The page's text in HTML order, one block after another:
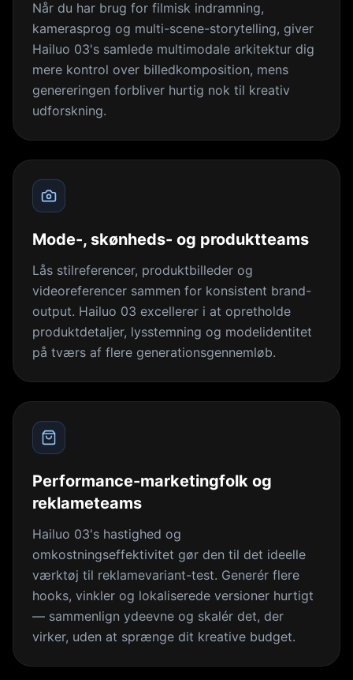
Når du har brug for filmisk indramning,
kamerasprog og multi-scene-storytelling, giver
Hailuo 03's samlede multimodale arkitektur dig
mere kontrol over billedkomposition, mens
genereringen forbliver hurtig nok til kreativ
udforskning.
Mode-, skønheds- og produktteams
Lås stilreferencer, produktbilleder og
videoreferencer sammen for konsistent brand-
output. Hailuo 03 excellerer i at opretholde
produktdetaljer, lysstemning og modelidentitet
på tværs af flere generationsgennemløb.
Performance-marketingfolk og
reklameteams
Hailuo 03's hastighed og
omkostningseffektivitet gør den til det ideelle
værktøj til reklamevariant-test. Generér flere
hooks, vinkler og lokaliserede versioner hurtigt
— sammenlign ydeevne og skalér det, der
virker, uden at sprænge dit kreative budget.